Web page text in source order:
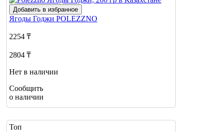
Добавить в избранное
Ягоды Годжи POLEZZNO
2254 ₸
2804 ₸
Нет в наличии
Сообщить
о наличии
Топ